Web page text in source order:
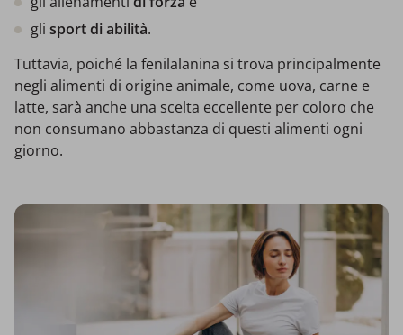
gli sport di abilità.
Tuttavia, poiché la fenilalanina si trova principalmente
negli alimenti di origine animale, come uova, carne e
latte, sarà anche una scelta eccellente per coloro che
non consumano abbastanza di questi alimenti ogni
giorno.